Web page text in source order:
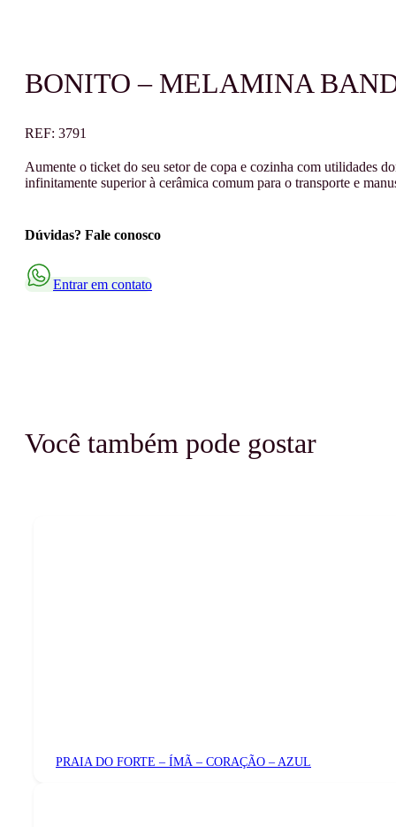
BONITO – MELAMINA
REF: 3791
Aumente o ticket do seu setor de copa e cozinha com utilidades
infinitamente superior à cerâmica comum para o transporte e
Dúvidas? Fale conosco
Entrar em contato
Você também pode gostar
PRAIA DO FORTE – ÍMÃ – CORAÇÃO – AZUL